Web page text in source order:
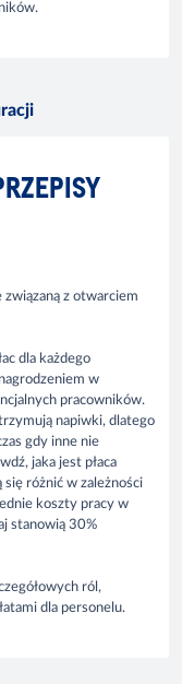
z otwarciem
dla każdego
w
pracowników.
napiwki, dlatego
gdy inne nie
jaka jest płaca
różnić w zależności
koszty pracy w
stanowią 30%
ról,
dla personelu.